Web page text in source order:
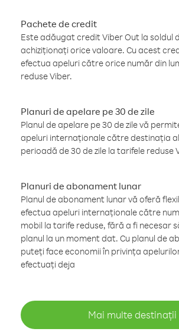
Pachete de credit
Este adăugat credit Viber Out la soldul
achiziționați orice valoare. Cu acest
efectua apeluri către orice număr din
reduse Viber.
Planuri de apelare pe 30 de zile
Planul de apelare pe 30 de zile vă
apeluri internaționale către destinația
perioadă de 30 de zile la tarifele reduse
Planuri de abonament lunar
Planul de abonament lunar vă oferă
efectua apeluri internaționale către
mobil la tarife reduse, fără a fi necesar
planul la un moment dat. Cu planul de
puteți face economii în privința
efectuați deja
Mai multe destinații